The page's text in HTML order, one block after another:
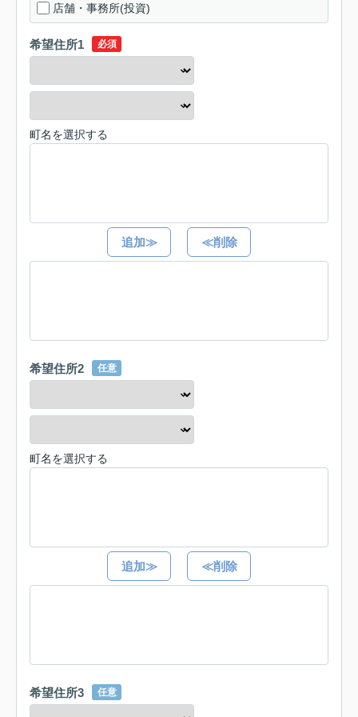
店舗・事務所(投資)
希望住所1 必須
町名を選択する
追加≫ ≪削除
希望住所2 任意
町名を選択する
追加≫ ≪削除
希望住所3 任意